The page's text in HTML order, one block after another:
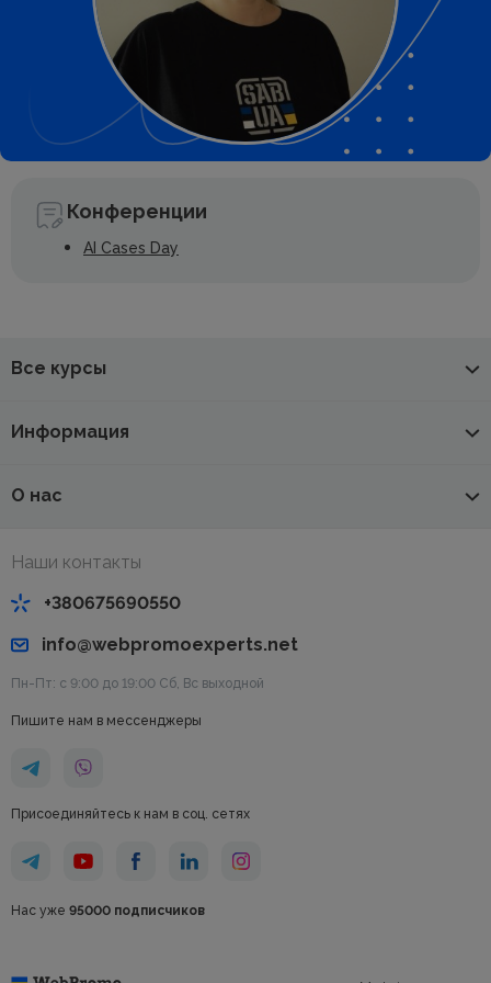
Конференции
AI Cases Day
Все курсы
Информация
О нас
Наши контакты
+380675690550
info@webpromoexperts.net
Пн-Пт: с 9:00 до 19:00 Cб, Вс выходной
Пишите нам в мессенджеры
Присоединяйтесь к нам в соц. сетях
Нас уже 95000 подписчиков